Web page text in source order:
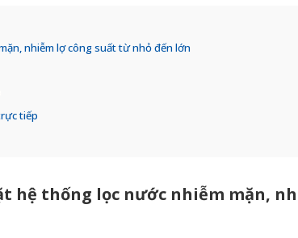
nhiễm lợ công suất từ nhỏ đến lớn
tiếp
hệ thống lọc nước nhiễm mặn,